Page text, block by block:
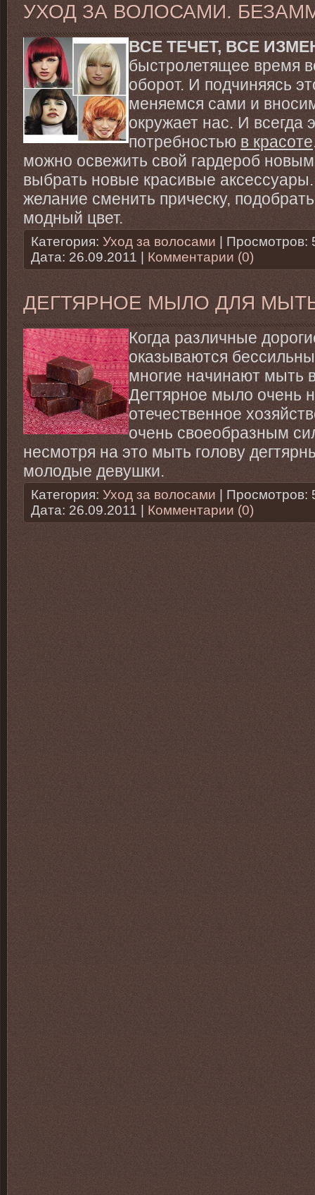
УХОД ЗА ВОЛОСАМИ.
ВСЕ ТЕЧЕТ, ВСЕ
быстролетящее время
оборот. И подчиняясь
меняемся сами и
окружает нас. И всегда
потребностью в красоте
можно освежить свой гардероб
выбрать новые красивые
желание сменить прическу,
модный цвет.
Категория: Уход за волосами |
Дата: 26.09.2011 Комментарии (0)
ДЕГТЯРНОЕ МЫЛО ДЛЯ
Когда различные
оказываются
многие начинают мыть
Дегтярное мыло очень
отечественное
очень своеобразным
несмотря на это мыть голову
молодые девушки.
Категория: Уход за волосами |
Дата: 26.09.2011 Комментарии (0)